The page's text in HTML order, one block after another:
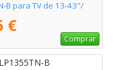
B para TV de 13-43"/
€
Comprar
B